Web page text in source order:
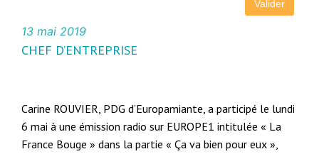
13 mai 2019
CHEF D’ENTREPRISE
Carine ROUVIER, PDG d’Europamiante, a participé le lundi
6 mai à une émission radio sur EUROPE1 intitulée « La
France Bouge » dans la partie « Ça va bien pour eux »,